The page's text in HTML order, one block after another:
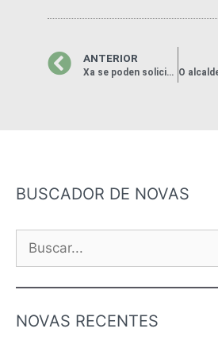
ANTERIOR
Xa se poden solicitar os postos para a ‘XXX Feira do Requeixo e do Mel’
BUSCADOR DE NOVAS
NOVAS RECENTES